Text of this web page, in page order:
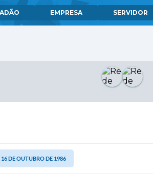
EMPRESA SERVIDOR
DE OUTUBRO DE 1986